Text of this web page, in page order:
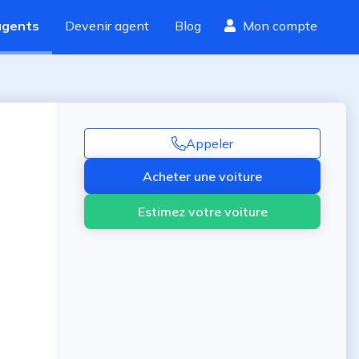
Devenir agent Blog Mon compte
Appeler
Acheter une voiture
Estimez votre voiture